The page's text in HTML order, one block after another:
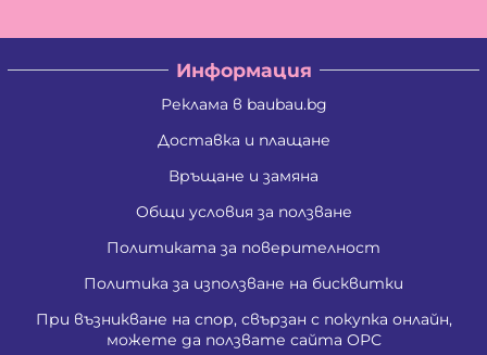
Информация
Реклама в baubau.bg
Доставка и плащане
Връщане и замяна
Общи условия за ползване
Политиката за поверителност
Политика за използване на бисквитки
При възникване на спор, свързан с покупка онлайн,
можете да ползвате сайта ОРС